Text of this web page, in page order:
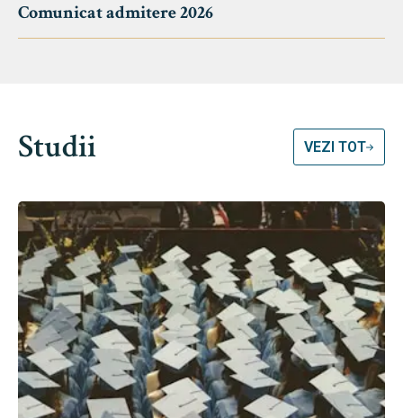
Comunicat admitere 2026
Studii VEZI TOT